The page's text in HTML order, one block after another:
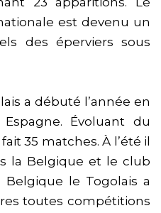
est devenu un
des éperviers sous
a débuté l’année en
Évoluant du
35 matches. À l’été il
la Belgique et le club
Belgique le Togolais a
toutes compétitions